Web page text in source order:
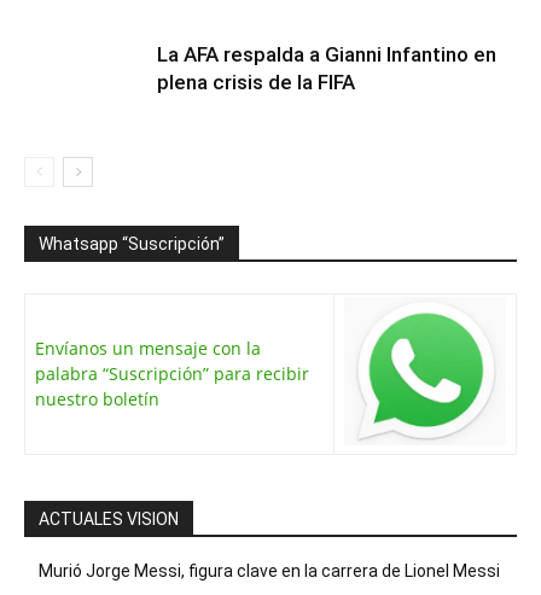
La AFA respalda a Gianni Infantino en
plena crisis de la FIFA
Whatsapp “Suscripción”
Envíanos un mensaje con la
palabra “Suscripción” para recibir
nuestro boletín
ACTUALES VISION
Murió Jorge Messi, figura clave en la carrera de Lionel Messi